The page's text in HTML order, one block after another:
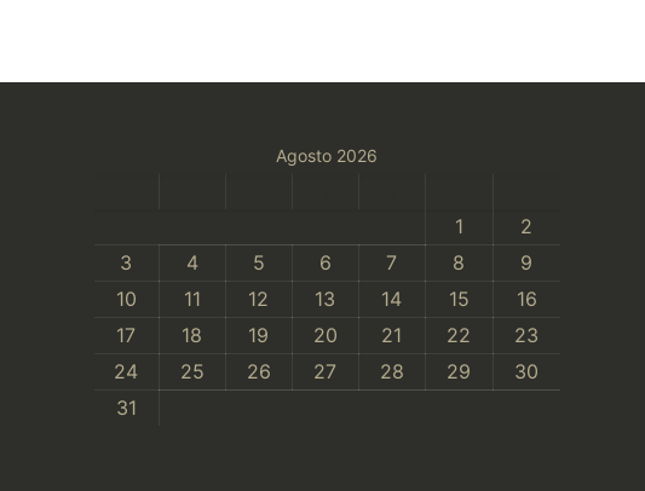
Agosto 2026
1
2
3
4 5 6 7 8
9
10
11 12 13 14 15
16
17
18 19 20 21 22
23
24
25 26 27 28 29
30
31